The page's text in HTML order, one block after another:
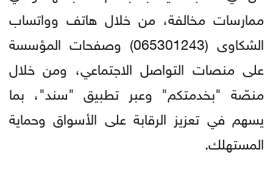
ممارسات مخالفة، من خلال هاتف وواتساب
الشكاوى (065301243) وصفحات المؤسسة
على منصات التواصل الاجتماعي، ومن خلال
منصّة "بخدمتكم" وعبر تطبيق "سند"، بما
يسهم في تعزيز الرقابة على الأسواق وحماية
المستهلك.